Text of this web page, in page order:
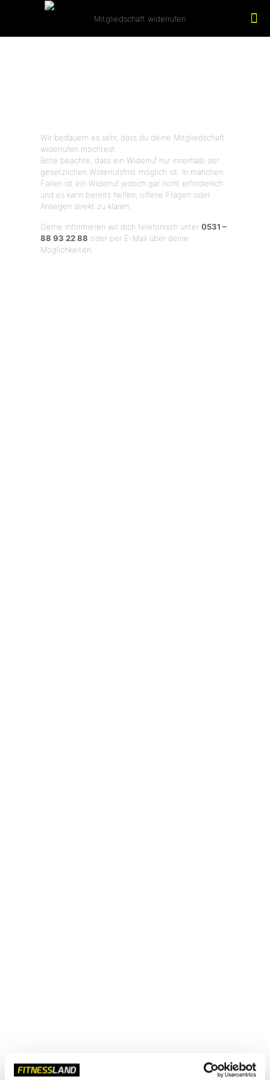
Wir bedauern es sehr, dass du deine Mitgliedschaft
widerrufen möchtest.
Bitte beachte, dass ein Widerruf nur innerhalb der
gesetzlichen Widerrufsfrist möglich ist. In manchen
Fällen ist ein Widerruf jedoch gar nicht erforderlich
und es kann bereits helfen, offene Fragen oder
Anliegen direkt zu klären.
Gerne informieren wir dich telefonisch unter 0531 –
88 93 22 88 oder per E-Mail über deine
Möglichkeiten.